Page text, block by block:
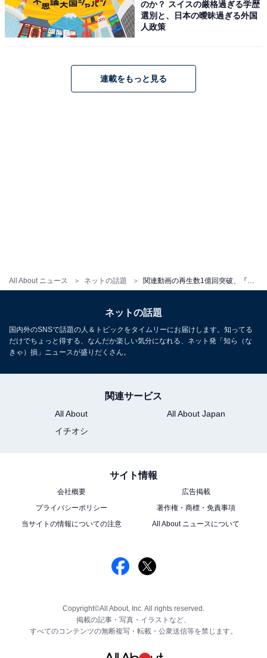
All About ニュース ネットの話題
のか？ スイスの厳格過ぎる学歴
選別と、日本の曖昧過ぎる外国
人政策
連載をもっと見る
ネットの話題
国内外のSNSで話題の人＆トピックをタイムリーにお届けします。知ってる
だけでちょっと得する、なんだか楽しい気分になれる、ネット発「知ら（な
きゃ）損」ニュースが盛りだくさん。
関連サービス
All About
All About Japan
イチオシ
サイト情報
会社概要
広告掲載
プライバシーポリシー
著作権・商標・免責事項
当サイトの情報についての注意
All About ニュースについて
Copyright©All About, Inc. All rights reserved.
掲載の記事・写真・イラストなど、
すべてのコンテンツの無断複写・転載・公衆送信等を禁じます。